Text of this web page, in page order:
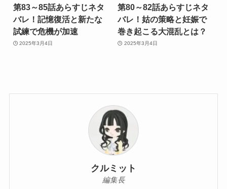
第83～85話あらすじネタ
バレ！記憶復活と新たな
試練で危機が加速
2025年3月4日
第80～82話あらすじネタ
バレ！姑の策略と妊娠で
巻き起こる大混乱とは？
2025年3月4日
クルミット
編集長